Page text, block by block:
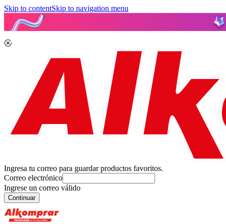
Skip to contentSkip to navigation menu
Ingresa tu correo para guardar productos favoritos.
Correo electrónico
Ingrese un correo válido
Continuar